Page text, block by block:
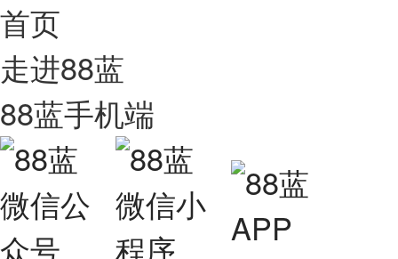
首页
走进88蓝
88蓝手机端